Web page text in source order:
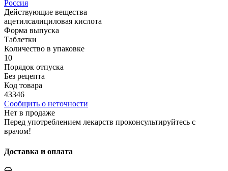
Россия
Действующие вещества
ацетилсалициловая кислота
Форма выпуска
Таблетки
Количество в упаковке
10
Порядок отпуска
Без рецепта
Код товара
43346
Сообщить о неточности
Нет в продаже
Перед употреблением лекарств проконсультируйтесь с
врачом!
Доставка и оплата